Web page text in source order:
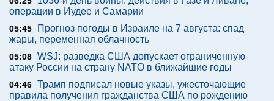
операции в Иудее и Самарии
05:45
Прогноз погоды в Израиле на 7 августа: спад
жары, переменная облачность
05:08 WSJ: разведка США допускает ограниченную
атаку России на страну NATO в ближайшие годы
04:46 Трамп подписал новые указы, ужесточающие
правила получения гражданства США по рождению